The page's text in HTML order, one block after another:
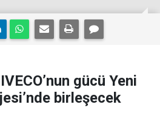
gücü Yeni
birleşecek